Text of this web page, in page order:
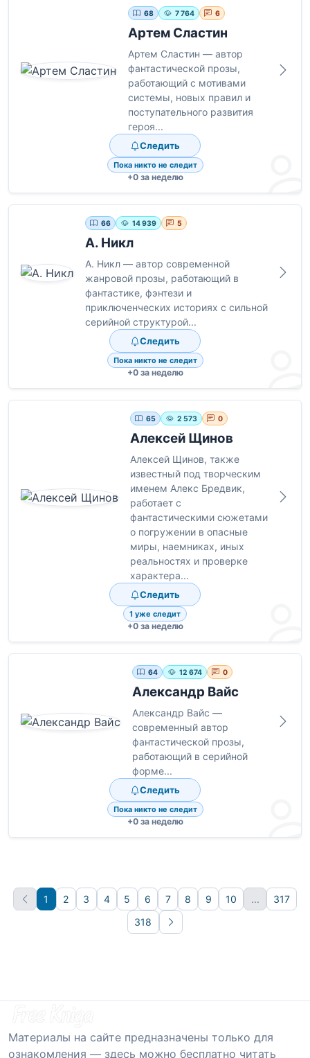
68 7 764 6
Артем Сластин
Артем Сластин — автор
фантастической прозы,
работающий с мотивами
системы, новых правил и
поступательного развития
героя...
Следить
Пока никто не следит
+0 за неделю
66 14 939 5
А. Никл
А. Никл — автор современной
жанровой прозы, работающий в
фантастике, фэнтези и
приключенческих историях с сильной
серийной структурой...
Следить
Пока никто не следит
+0 за неделю
65 2 573 0
Алексей Щинов
Алексей Щинов, также
известный под творческим
именем Алекс Бредвик,
работает с
фантастическими сюжетами
о погружении в опасные
миры, наемниках, иных
реальностях и проверке
характера...
Следить
1 уже следит
+0 за неделю
64 12 674 0
Александр Вайс
Александр Вайс —
современный автор
фантастической прозы,
работающий в серийной
форме...
Следить
Пока никто не следит
+0 за неделю
1 2 3 4 5 6 7 8 9 10 ...
317
318
Вперёд
Материалы на сайте предназначены только для
ознакомления — здесь можно бесплатно читать